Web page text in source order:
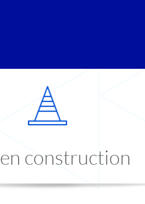
construction